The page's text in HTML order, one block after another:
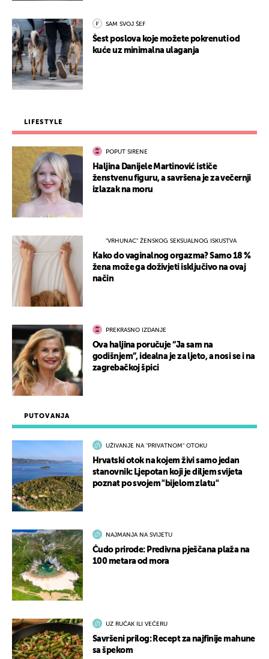
PUTOVANJA
UŽIVANJE NA "PRIVATNOM" OTOKU
Hrvatski otok na kojem živi samo jedan
stanovnik: Ljepotan koji je diljem svijeta
poznat po svojem "bijelom zlatu"
NAJMANJA NA SVIJETU
Čudo prirode: Predivna pješčana plaža na
100 metara od mora
UZ RUČAK ILI VEČERU
Savršeni prilog: Recept za najfinije mahune
sa špekom
SAM SVOJ ŠEF
Šest poslova koje možete pokrenuti od
kuće uz minimalna ulaganja
LIFESTYLE
POPUT SIRENE
Haljina Danijele Martinović ističe
ženstvenu figuru, a savršena je za večernji
izlazak na moru
"VRHUNAC" ŽENSKOG SEKSUALNOG ISKUSTVA
Kako do vaginalnog orgazma? Samo 18 %
žena može ga doživjeti isključivo na ovaj
način
PREKRASNO IZDANJE
Ova haljina poručuje “Ja sam na
godišnjem”, idealna je za ljeto, a nosi se i na
zagrebačkoj špici